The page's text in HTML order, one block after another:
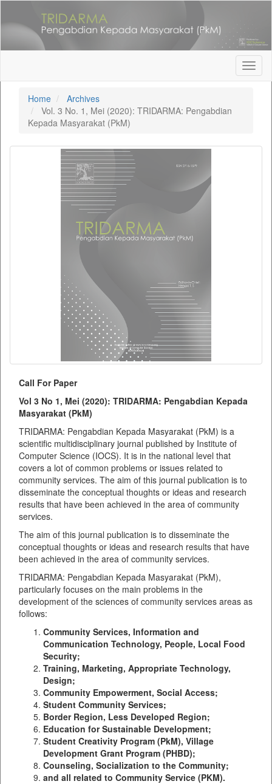
content
Navigation
Content
Sidebar
Home
Archives
Vol. 3 No. 1, Mei (2020): TRIDARMA: Pengabdian
Kepada Masyarakat (PkM)
Call For Paper
Vol 3 No 1, Mei (2020): TRIDARMA: Pengabdian Kepada
Masyarakat (PkM)
TRIDARMA: Pengabdian Kepada Masyarakat (PkM) is a
scientific multidisciplinary journal published by Institute of
Computer Science (IOCS). It is in the national level that
covers a lot of common problems or issues related to
community services. The aim of this journal publication is to
disseminate the conceptual thoughts or ideas and research
results that have been achieved in the area of community
services.
The aim of this journal publication is to disseminate the
conceptual thoughts or ideas and research results that have
been achieved in the area of community services.
TRIDARMA: Pengabdian Kepada Masyarakat (PkM),
particularly focuses on the main problems in the
development of the sciences of community services areas as
follows:
Community Services, Information and
Communication Technology, People, Local Food
Security;
Training, Marketing, Appropriate Technology,
Design;
Community Empowerment, Social Access;
Student Community Services;
Border Region, Less Developed Region;
Education for Sustainable Development;
Student Creativity Program (PkM), Village
Development Grant Program (PHBD);
Counseling, Socialization to the Community;
and all related to Community Service (PKM).